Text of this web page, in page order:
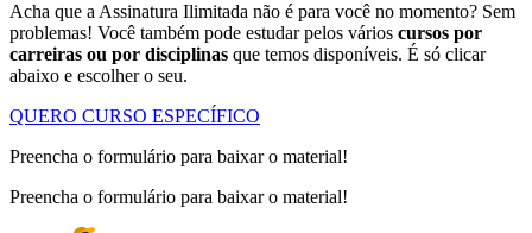
Acha que a Assinatura Ilimitada não é para você no momento? Sem
problemas! Você também pode estudar pelos vários cursos por
carreiras ou por disciplinas que temos disponíveis. É só clicar
abaixo e escolher o seu.
QUERO CURSO ESPECÍFICO
Preencha o formulário para baixar o material!
Preencha o formulário para baixar o material!